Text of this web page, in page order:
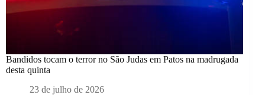
Bandidos tocam o terror no São Judas em Patos na madrugada
desta quinta
23 de julho de 2026